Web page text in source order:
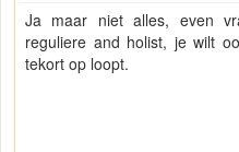
Ja maar niet alles, even
reguliere and holist, je wilt
tekort op loopt.